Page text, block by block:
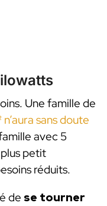
Une famille de
sans doute
avec 5
petit
réduits.
de se tourner